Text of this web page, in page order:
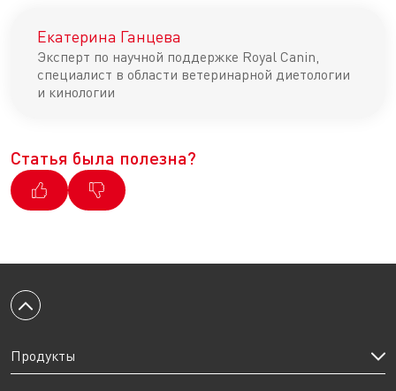
Екатерина Ганцева
Эксперт по научной поддержке Royal Canin,
специалист в области ветеринарной диетологии
и кинологии
Статья была полезна?
Вернуться к началу
Продукты